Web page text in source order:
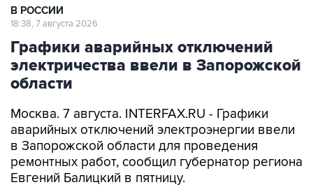
В РОССИИ
18:38, 7 августа 2026
Графики аварийных отключений
электричества ввели в Запорожской
области
Москва. 7 августа. INTERFAX.RU - Графики
аварийных отключений электроэнергии ввели
в Запорожской области для проведения
ремонтных работ, сообщил губернатор региона
Евгений Балицкий в пятницу.